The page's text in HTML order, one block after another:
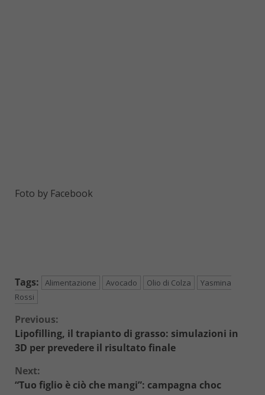
Foto by Facebook
Tags: Alimentazione Avocado Olio di Colza
Yasmina
Rossi
Continue
Reading
Previous:
Lipofilling, il trapianto di grasso: simulazioni in
3D per prevedere il risultato finale
Next:
“Tuo figlio è ciò che mangi”: campagna choc